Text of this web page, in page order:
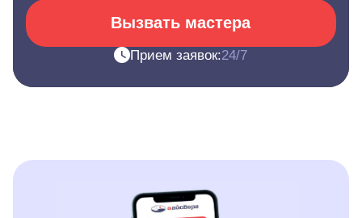
Вызвать мастера
Прием заявок:24/7